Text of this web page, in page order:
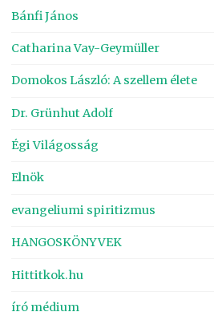
Bánfi János
Catharina Vay-Geymüller
Domokos László: A szellem élete
Dr. Grünhut Adolf
Égi Világosság
Elnök
evangeliumi spiritizmus
HANGOSKÖNYVEK
Hittitkok.hu
író médium